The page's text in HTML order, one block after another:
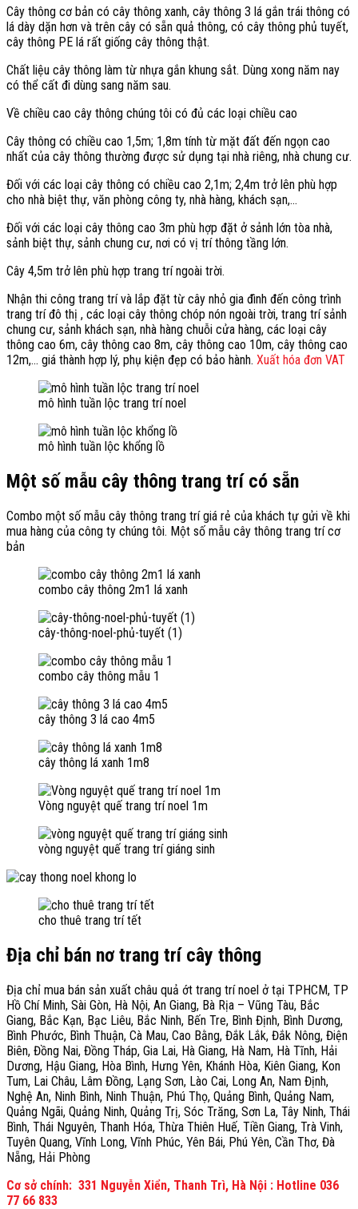
Cây thông cơ bản có cây thông xanh, cây thông 3 lá gắn trái thông có
lá dày dặn hơn và trên cây có sẵn quả thông, có cây thông phủ tuyết,
cây thông PE lá rất giống cây thông thật.
Chất liệu cây thông làm từ nhựa gắn khung sắt. Dùng xong năm nay
có thể cất đi dùng sang năm sau.
Về chiều cao cây thông chúng tôi có đủ các loại chiều cao
Cây thông có chiều cao 1,5m; 1,8m tính từ mặt đất đến ngọn cao
nhất của cây thông thường được sử dụng tại nhà riêng, nhà chung cư.
Đối với các loại cây thông có chiều cao 2,1m; 2,4m trở lên phù hợp
cho nhà biệt thự, văn phòng công ty, nhà hàng, khách sạn,…
Đối với các loại cây thông cao 3m phù hợp đặt ở sảnh lớn tòa nhà,
sảnh biệt thự, sảnh chung cư, nơi có vị trí thông tầng lớn.
Cây 4,5m trở lên phù hợp trang trí ngoài trời.
Nhận thi công trang trí và lắp đặt từ cây nhỏ gia đình đến công trình
trang trí đô thị , các loại cây thông chóp nón ngoài trời, trang trí sảnh
chung cư, sảnh khách sạn, nhà hàng chuỗi cửa hàng, các loại cây
thông cao 6m, cây thông cao 8m, cây thông cao 10m, cây thông cao
12m,… giá thành hợp lý, phụ kiện đẹp có bảo hành. Xuất hóa đơn VAT
mô hình tuần lộc trang trí noel
mô hình tuần lộc khổng lồ
Một số mẫu cây thông trang trí có sẵn
Combo một số mẫu cây thông trang trí giá rẻ của khách tự gửi về khi
mua hàng của công ty chúng tôi. Một số mẫu cây thông trang trí cơ
bản
combo cây thông 2m1 lá xanh
cây-thông-noel-phủ-tuyết (1)
combo cây thông mẫu 1
cây thông 3 lá cao 4m5
cây thông lá xanh 1m8
Vòng nguyệt quế trang trí noel 1m
vòng nguyệt quế trang trí giáng sinh
cho thuê trang trí tết
Địa chỉ bán nơ trang trí cây thông
Địa chỉ mua bán sản xuất châu quả ớt trang trí noel ở tại TPHCM, TP
Hồ Chí Minh, Sài Gòn, Hà Nội, An Giang, Bà Rịa – Vũng Tàu, Bắc
Giang, Bắc Kạn, Bạc Liêu, Bắc Ninh, Bến Tre, Bình Định, Bình Dương,
Bình Phước, Bình Thuận, Cà Mau, Cao Bằng, Đắk Lắk, Đắk Nông, Điện
Biên, Đồng Nai, Đồng Tháp, Gia Lai, Hà Giang, Hà Nam, Hà Tĩnh, Hải
Dương, Hậu Giang, Hòa Bình, Hưng Yên, Khánh Hòa, Kiên Giang, Kon
Tum, Lai Châu, Lâm Đồng, Lạng Sơn, Lào Cai, Long An, Nam Định,
Nghệ An, Ninh Bình, Ninh Thuận, Phú Thọ, Quảng Bình, Quảng Nam,
Quảng Ngãi, Quảng Ninh, Quảng Trị, Sóc Trăng, Sơn La, Tây Ninh, Thái
Bình, Thái Nguyên, Thanh Hóa, Thừa Thiên Huế, Tiền Giang, Trà Vinh,
Tuyên Quang, Vĩnh Long, Vĩnh Phúc, Yên Bái, Phú Yên, Cần Thơ, Đà
Nẵng, Hải Phòng
Cơ sở chính: 331 Nguyễn Xiển, Thanh Trì, Hà Nội : Hotline 036
77 66 833